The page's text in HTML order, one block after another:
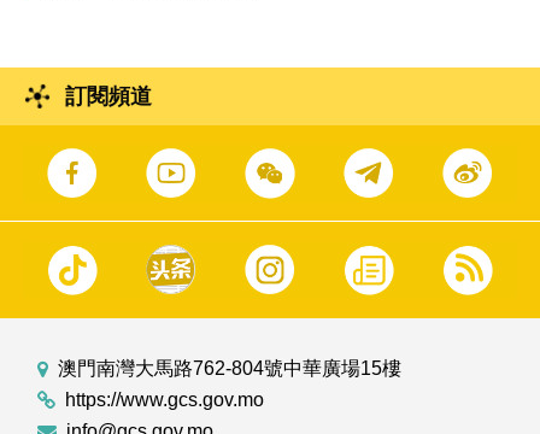
訂閱頻道
澳門南灣大馬路762-804號中華廣場15樓
https://www.gcs.gov.mo